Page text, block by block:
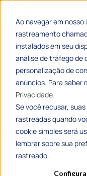
Ao navegar em
rastreamento
instalados em seu
análise de tráfego de
personalização de
anúncios. Para saber
Privacidade.
Se você recusar,
rastreadas quando
cookie simples será
lembrar sobre sua
rastreado.
#CURSOGRATUITO
Como
públicas
Sabemos que
Tecnologias da
envolve